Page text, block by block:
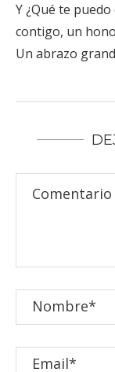
Y ¿Qué te
contigo, un
Un abrazo